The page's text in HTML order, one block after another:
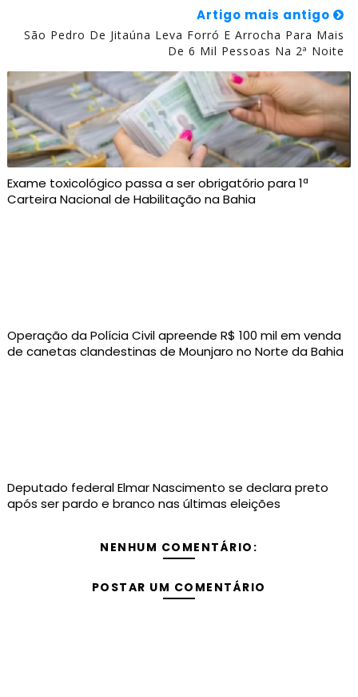
Artigo mais antigo
São Pedro De Jitaúna Leva Forró E Arrocha Para Mais
De 6 Mil Pessoas Na 2ª Noite
Exame toxicológico passa a ser obrigatório para 1ª
Carteira Nacional de Habilitação na Bahia
Operação da Polícia Civil apreende R$ 100 mil em venda
de canetas clandestinas de Mounjaro no Norte da Bahia
Deputado federal Elmar Nascimento se declara preto
após ser pardo e branco nas últimas eleições
NENHUM COMENTÁRIO:
POSTAR UM COMENTÁRIO